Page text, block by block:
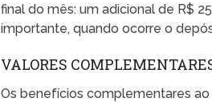
final do mês: um adicional de R$
importante, quando ocorre o
VALORES
Os benefícios complementares